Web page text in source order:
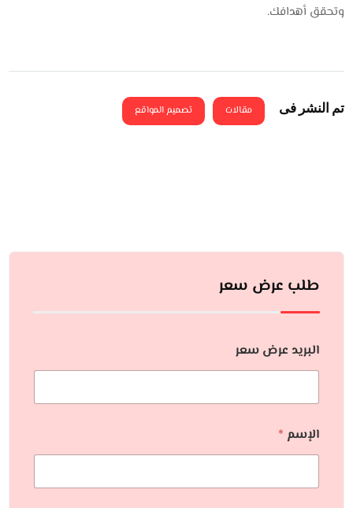
وتحقق أهدافك.
تم النشر فى مقالات تصميم المواقع
طلب عرض سعر
البريد عرض سعر
الإسم *